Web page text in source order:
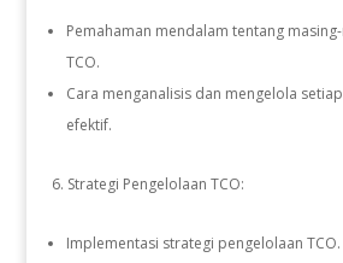
Pemahaman mendalam tentang
TCO.
Cara menganalisis dan mengelola
efektif.
Strategi Pengelolaan TCO:
Implementasi strategi pengelolaan TCO.